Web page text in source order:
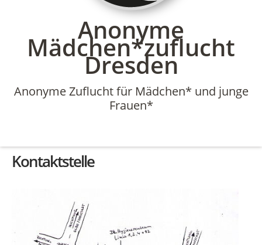
Anonyme
Mädchen*zuflucht
Dresden
Anonyme Zuflucht für Mädchen* und junge
Frauen*
Kontaktstelle